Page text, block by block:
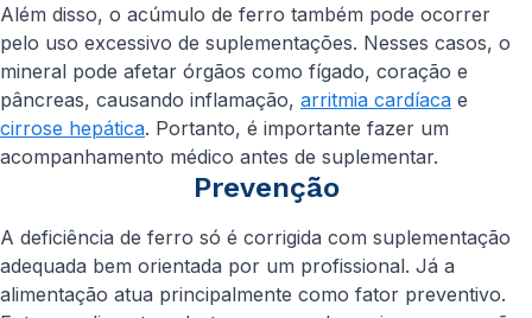
Além disso, o acúmulo de ferro também pode ocorrer
pelo uso excessivo de suplementações. Nesses casos, o
mineral pode afetar órgãos como fígado, coração e
pâncreas, causando inflamação, arritmia cardíaca e
cirrose hepática. Portanto, é importante fazer um
acompanhamento médico antes de suplementar.
Prevenção
A deficiência de ferro só é corrigida com suplementação
adequada bem orientada por um profissional. Já a
alimentação atua principalmente como fator preventivo.